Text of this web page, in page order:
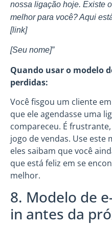
nossa ligação hoje. Existe
melhor para você? Aqui
[link]
[Seu nome]”
Quando usar o modelo
perdidas:
Você fisgou um cliente
que ele agendasse uma
compareceu. É
jogo de vendas. Use
eles saibam que você
que está feliz em se
melhor.
8. Modelo de
in antes da